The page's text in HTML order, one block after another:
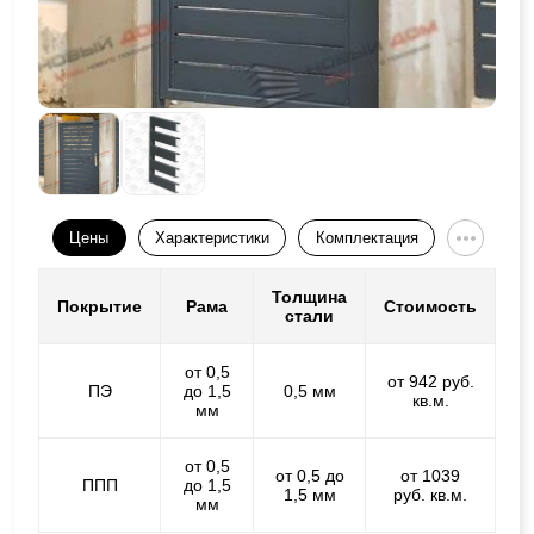
Цены Характеристики Комплектация
Покрытие Рама
Толщина
стали
Стоимость
ПЭ
от 0,5
до 1,5
мм
0,5 мм
от 942 руб.
кв.м.
ППП
от 0,5
до 1,5
мм
от 0,5 до
1,5 мм
от 1039
руб. кв.м.